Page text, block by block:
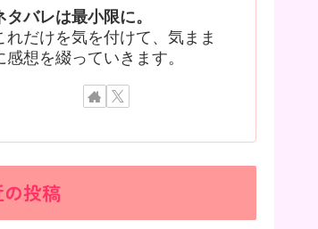
タバレは最小限に。
れだけを気を付けて、気まま
感想を綴っていきます。
投稿